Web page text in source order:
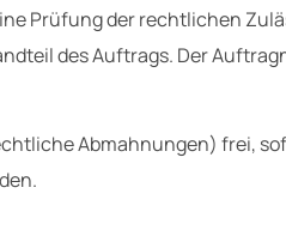
Prüfung der rechtlichen
des Auftrags. Der
Abmahnungen) frei,